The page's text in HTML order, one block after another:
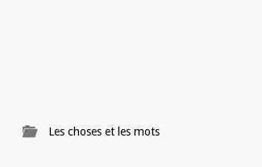
Les choses et les mots